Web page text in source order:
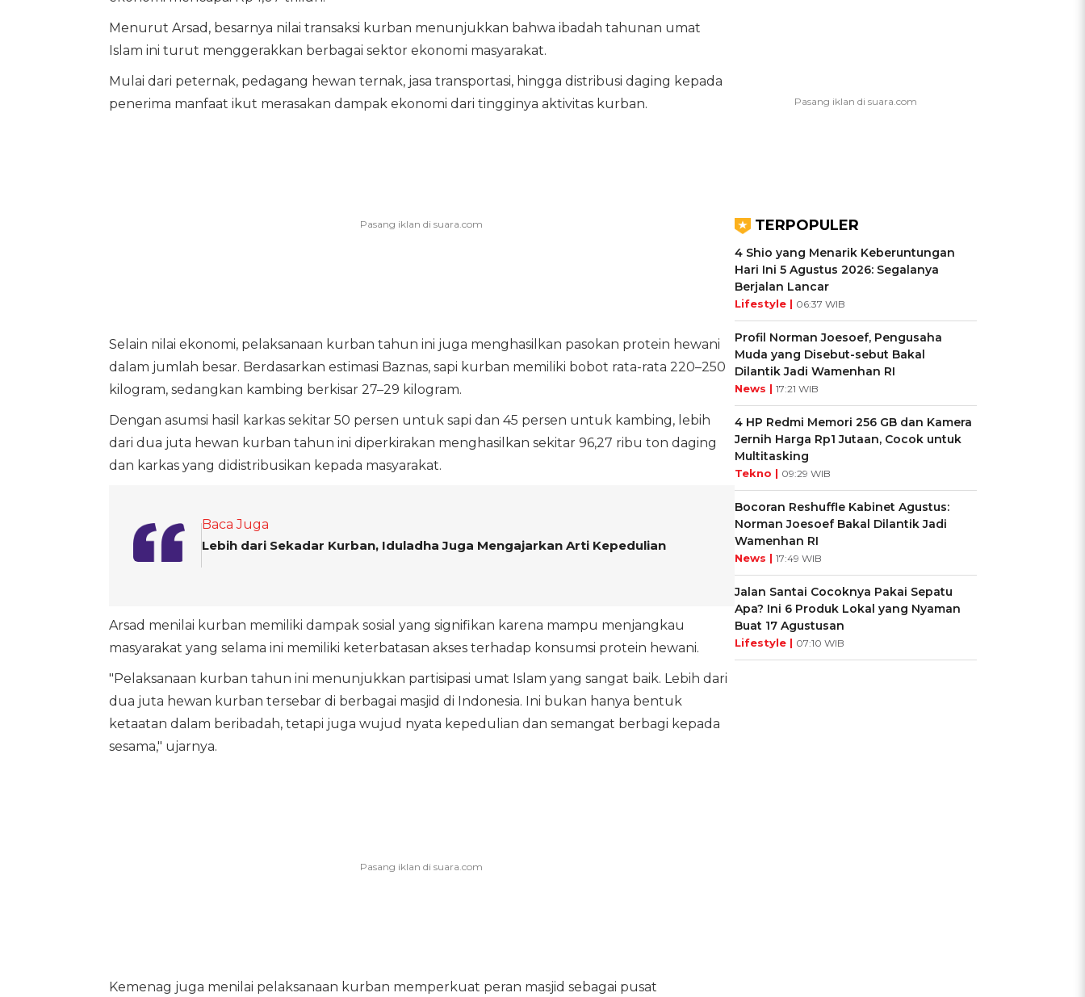
Menurut Arsad, besarnya nilai transaksi kurban menunjukkan bahwa ibadah tahunan umat
Islam ini turut menggerakkan berbagai sektor ekonomi masyarakat.
Mulai dari peternak, pedagang hewan ternak, jasa transportasi, hingga distribusi daging kepada
penerima manfaat ikut merasakan dampak ekonomi dari tingginya aktivitas kurban.
Selain nilai ekonomi, pelaksanaan kurban tahun ini juga menghasilkan pasokan protein hewani
dalam jumlah besar. Berdasarkan estimasi Baznas, sapi kurban memiliki bobot rata-rata 220–250
kilogram, sedangkan kambing berkisar 27–29 kilogram.
Dengan asumsi hasil karkas sekitar 50 persen untuk sapi dan 45 persen untuk kambing, lebih
dari dua juta hewan kurban tahun ini diperkirakan menghasilkan sekitar 96,27 ribu ton daging
dan karkas yang didistribusikan kepada masyarakat.
Baca Juga
Lebih dari Sekadar Kurban, Iduladha Juga Mengajarkan Arti Kepedulian
Arsad menilai kurban memiliki dampak sosial yang signifikan karena mampu menjangkau
masyarakat yang selama ini memiliki keterbatasan akses terhadap konsumsi protein hewani.
"Pelaksanaan kurban tahun ini menunjukkan partisipasi umat Islam yang sangat baik. Lebih dari
dua juta hewan kurban tersebar di berbagai masjid di Indonesia. Ini bukan hanya bentuk
ketaatan dalam beribadah, tetapi juga wujud nyata kepedulian dan semangat berbagi kepada
sesama," ujarnya.
Kemenag juga menilai pelaksanaan kurban memperkuat peran masjid sebagai pusat
TERPOPULER
4 Shio yang Menarik Keberuntungan
Hari Ini 5 Agustus 2026: Segalanya
Berjalan Lancar
Lifestyle | 06:37 WIB
Profil Norman Joesoef, Pengusaha
Muda yang Disebut-sebut Bakal
Dilantik Jadi Wamenhan RI
News | 17:21 WIB
4 HP Redmi Memori 256 GB dan Kamera
Jernih Harga Rp1 Jutaan, Cocok untuk
Multitasking
Tekno | 09:29 WIB
Bocoran Reshuffle Kabinet Agustus:
Norman Joesoef Bakal Dilantik Jadi
Wamenhan RI
News | 17:49 WIB
Jalan Santai Cocoknya Pakai Sepatu
Apa? Ini 6 Produk Lokal yang Nyaman
Buat 17 Agustusan
Lifestyle | 07:10 WIB